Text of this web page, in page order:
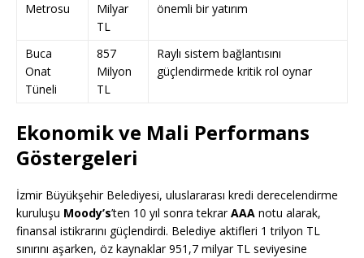
Metrosu
Milyar
TL
önemli bir yatırım
Buca
Onat
Tüneli
857
Milyon
TL
Raylı sistem bağlantısını
güçlendirmede kritik rol oynar
Ekonomik ve Mali Performans
Göstergeleri
İzmir Büyükşehir Belediyesi, uluslararası kredi derecelendirme
kuruluşu Moody’s’ten 10 yıl sonra tekrarAAA notu alarak,
finansal istikrarını güçlendirdi. Belediye aktifleri 1 trilyon TL
sınırını aşarken, öz kaynaklar 951,7 milyar TL seviyesine